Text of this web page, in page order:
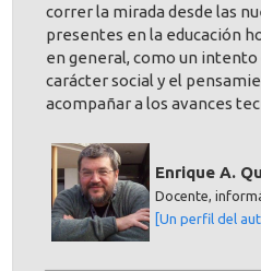
correr la mirada desde las
presentes en la educación
en general, como un
carácter social y el
acompañar a los avances
Enrique A.
Docente,
[Un perfil del